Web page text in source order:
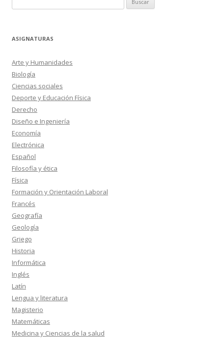
ASIGNATURAS
Arte y Humanidades
Biología
Ciencias sociales
Deporte y Educación Física
Derecho
Diseño e Ingeniería
Economía
Electrónica
Español
Filosofía y ética
Física
Formación y Orientación Laboral
Francés
Geografía
Geología
Griego
Historia
Informática
Inglés
Latín
Lengua y literatura
Magisterio
Matemáticas
Medicina y Ciencias de la salud